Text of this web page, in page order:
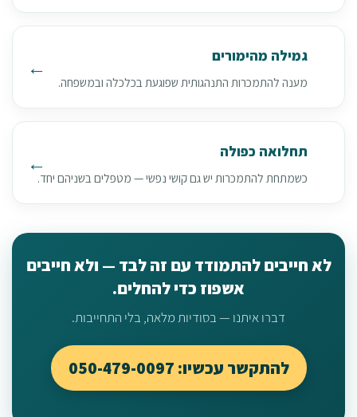
גמילה מהימורים
מענה להתמכרות התנהגותית שפוגעת בכלכלה ובמשפחה.
תחלואה כפולה
כשמתחת להתמכרות יש גם קושי נפשי — מטפלים בשניהם יחד.
לא חייבים להתמודד עם זה לבד — ולא חייבים
אשפוז כדי להחלים.
דברו איתנו — בסודיות מלאה, בלי התחייבות.
להתקשר עכשיו: 050-479-0097